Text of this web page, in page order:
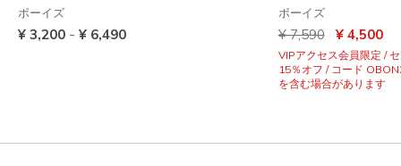
ボーイズ
¥ 3,200 - ¥ 6,490
ボーイズ
からの値引き
¥ 7,590から
¥ 4,500
VIPアクセス会員限定 /
15％オフ / コード
を含む場合があります